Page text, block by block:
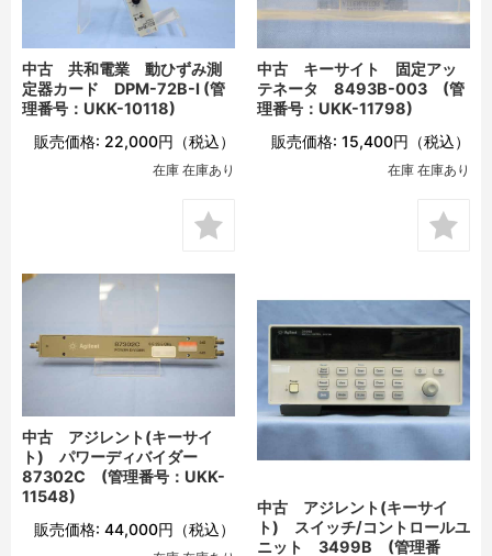
中古 共和電業 動ひずみ測
定器カード DPM-72B-I (管
理番号：UKK-10118)
販売価格: 22,000円 （税込）
在庫 在庫あり
中古 キーサイト 固定アッ
テネータ 8493B-003 (管
理番号：UKK-11798)
販売価格: 15,400円 （税込）
在庫 在庫あり
中古 アジレント(キーサイ
ト) パワーディバイダー
87302C (管理番号：UKK-
11548)
販売価格: 44,000円 （税込）
中古 アジレント(キーサイ
ト) スイッチ/コントロールユ
ニット 3499B (管理番